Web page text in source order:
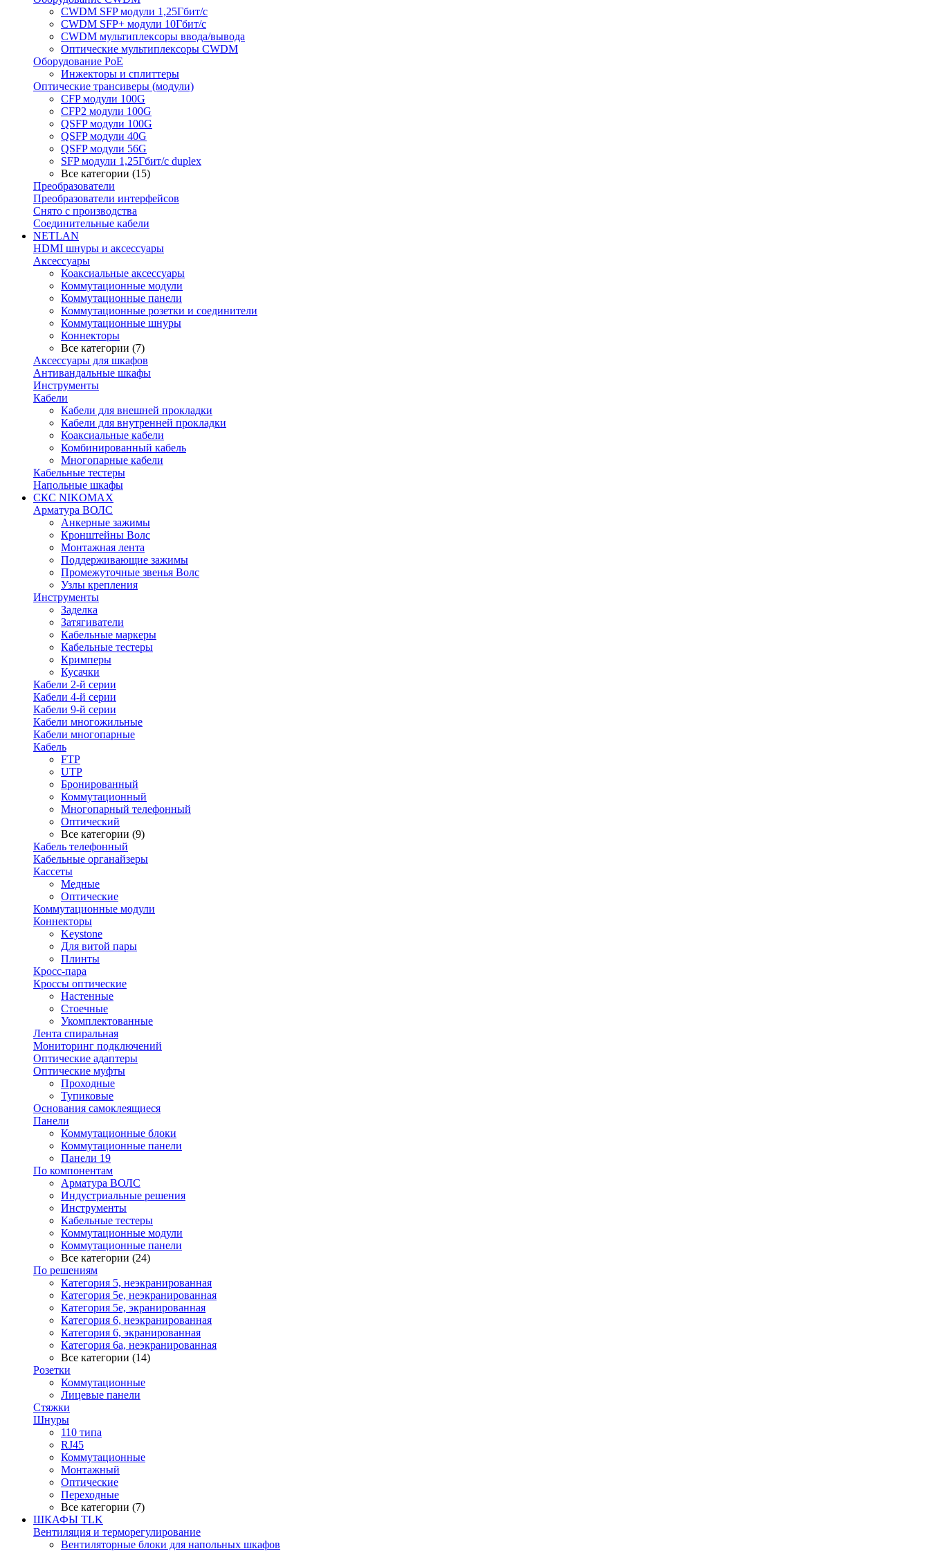
CWDM SFP модули 1,25Гбит/с
CWDM SFP+ модули 10Гбит/с
CWDM мультиплексоры ввода/вывода
Оптические мультиплексоры CWDM
Оборудование PoE
Инжекторы и сплиттеры
Оптические трансиверы (модули)
CFP модули 100G
CFP2 модули 100G
QSFP модули 100G
QSFP модули 40G
QSFP модули 56G
SFP модули 1,25Гбит/с duplex
Все категории (15)
Преобразователи
Преобразователи интерфейсов
Снято с производства
Соединительные кабели
NETLAN
HDMI шнуры и аксессуары
Аксессуары
Коаксиальные аксессуары
Коммутационные модули
Коммутационные панели
Коммутационные розетки и соединители
Коммутационные шнуры
Коннекторы
Все категории (7)
Аксессуары для шкафов
Антивандальные шкафы
Инструменты
Кабели
Кабели для внешней прокладки
Кабели для внутренней прокладки
Коаксиальные кабели
Комбинированный кабель
Многопарные кабели
Кабельные тестеры
Напольные шкафы
СКС NIKOMAX
Арматура ВОЛС
Анкерные зажимы
Кронштейны Волс
Монтажная лента
Поддерживающие зажимы
Промежуточные звенья Волс
Узлы крепления
Инструменты
Заделка
Затягиватели
Кабельные маркеры
Кабельные тестеры
Кримперы
Кусачки
Кабели 2-й серии
Кабели 4-й серии
Кабели 9-й серии
Кабели многожильные
Кабели многопарные
Кабель
FTP
UTP
Бронированный
Коммутационный
Многопарный телефонный
Оптический
Все категории (9)
Кабель телефонный
Кабельные органайзеры
Кассеты
Медные
Оптические
Коммутационные модули
Коннекторы
Keystone
Для витой пары
Плинты
Кросс-пара
Кроссы оптические
Настенные
Стоечные
Укомплектованные
Лента спиральная
Мониторинг подключений
Оптические адаптеры
Оптические муфты
Проходные
Тупиковые
Основания самоклеящиеся
Панели
Коммутационные блоки
Коммутационные панели
Панели 19
По компонентам
Арматура ВОЛС
Индустриальные решения
Инструменты
Кабельные тестеры
Коммутационные модули
Коммутационные панели
Все категории (24)
По решениям
Категория 5, неэкранированная
Категория 5е, неэкранированная
Категория 5е, экранированная
Категория 6, неэкранированная
Категория 6, экранированная
Категория 6а, неэкранированная
Все категории (14)
Розетки
Коммутационные
Лицевые панели
Стяжки
Шнуры
110 типа
RJ45
Коммутационные
Монтажный
Оптические
Переходные
Все категории (7)
ШКАФЫ TLK
Вентиляция и терморегулирование
Вентиляторные блоки для напольных шкафов